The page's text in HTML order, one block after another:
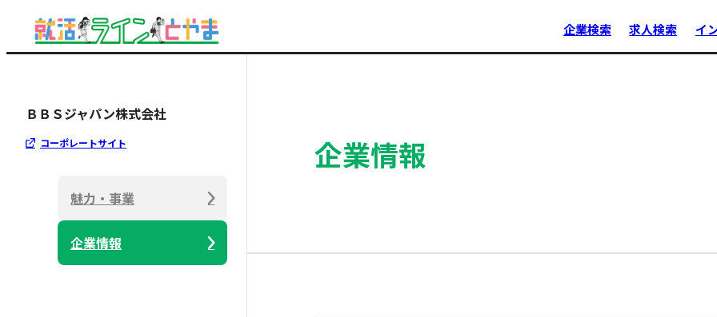
企業検索 求人検索 イ
ＢＢＳジャパン株式会社
コーポレートサイト
魅力・事業
企業情報
企業情報